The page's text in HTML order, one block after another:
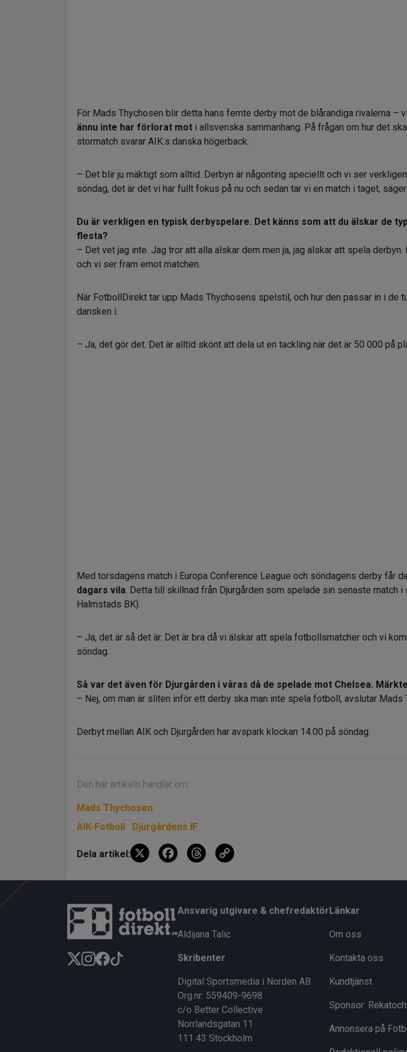
För Mads Thychosen blir detta hans femte derby mot de blårandiga rivalerna –
ännu inte har förlorat mot i allsvenska sammanhang. På frågan om hur det
stormatch svarar AIK:s danska högerback:
– Det blir ju mäktigt som alltid. Derbyn är någonting speciellt och vi ser
söndag, det är det vi har fullt fokus på nu och sedan tar vi en match i taget,
Du är verkligen en typisk derbyspelare. Det känns som att du älskar de
flesta?
– Det vet jag inte. Jag tror att alla älskar dem men ja, jag älskar att spela
och vi ser fram emot matchen.
När FotbollDirekt tar upp Mads Thychosens spelstil, och hur den passar in i de
dansken i:
– Ja, det gör det. Det är alltid skönt att dela ut en tackling när det är 50 000 på
Med torsdagens match i Europa Conference League och söndagens derby får
dagars vila. Detta till skillnad från Djurgården som spelade sin senaste match
Halmstads BK).
– Ja, det är så det är. Det är bra då vi älskar att spela fotbollsmatcher och vi
söndag.
Så var det även för Djurgården i våras då de spelade mot Chelsea.
– Nej, om man är sliten inför ett derby ska man inte spela fotboll, avslutar Mads
Derbyt mellan AIK och Djurgården har avspark klockan 14.00 på söndag.
Den här artikeln handlar om:
Mads Thychosen
AIK-Fotboll
Djurgårdens IF
Dela artikel: X
F
b
o
k
T
a
d
Li
Ansvarig utgivare & chefredaktör
Aldijana Talic
Skribenter
Digital Sportsmedia i Norden AB
Org.nr: 559409-9698
c/o Better Collective
Norrlandsgatan 11
111 43 Stockholm
Länkar
Om oss
Kontakta oss
Kundtjänst
Sponsor:
Annonsera på